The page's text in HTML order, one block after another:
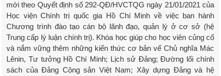
mới theo Quyết định số 292-QĐ/HVCTQG ngày 21/01/2021 của
Học viện Chính trị quốc gia Hồ Chí Minh về việc ban hành
Chương trình đào tạo cán bộ lãnh đạo, quản lý ở cơ sở (hệ
Trung cấp lý luận chính trị). Khóa học giúp cho học viên củng cố
và nắm vững thêm những kiến thức cơ bản vể Chủ nghĩa Mác
Lênin, Tư tưởng Hồ Chí Minh; Lịch sử Đảng; Đường lối chính
sách của Đảng Cộng sản Việt Nam; Xây dựng Đảng và hệ